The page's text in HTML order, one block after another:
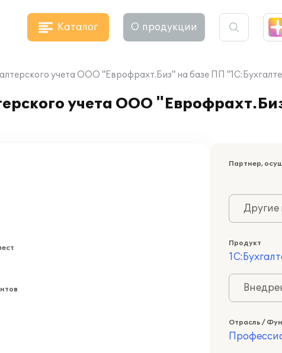
Каталог О продукции
учета ООО "Еврофрахт.Биз" на базе ПП
учета ООО
Партнер,
Другие
Продукт
Отрасль /